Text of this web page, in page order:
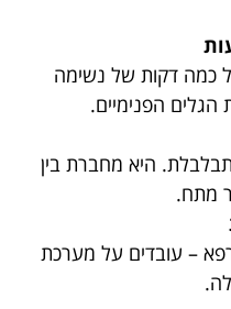
כמה דקות של נשימה
הגלים הפנימיים.
היא מחברת בין
מתח.
– עובדים על מערכת